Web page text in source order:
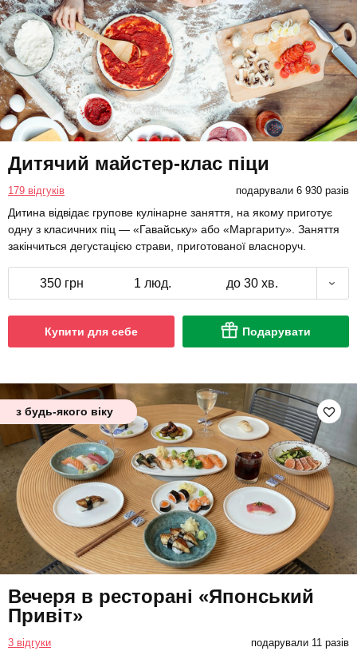
Дитячий майстер-клас піци
179 відгуків подарували 6 930 разів
Дитина відвідає групове кулінарне заняття, на якому приготує
одну з класичних піц — «Гавайську» або «Маргариту». Заняття
закінчиться дегустацією страви, приготованої власноруч.
350 грн 1 люд. до 30 хв.
Купити для себе Подарувати
з будь-якого віку
Вечеря в ресторані «Японський
Привіт»
3 відгуки подарували 11 разів